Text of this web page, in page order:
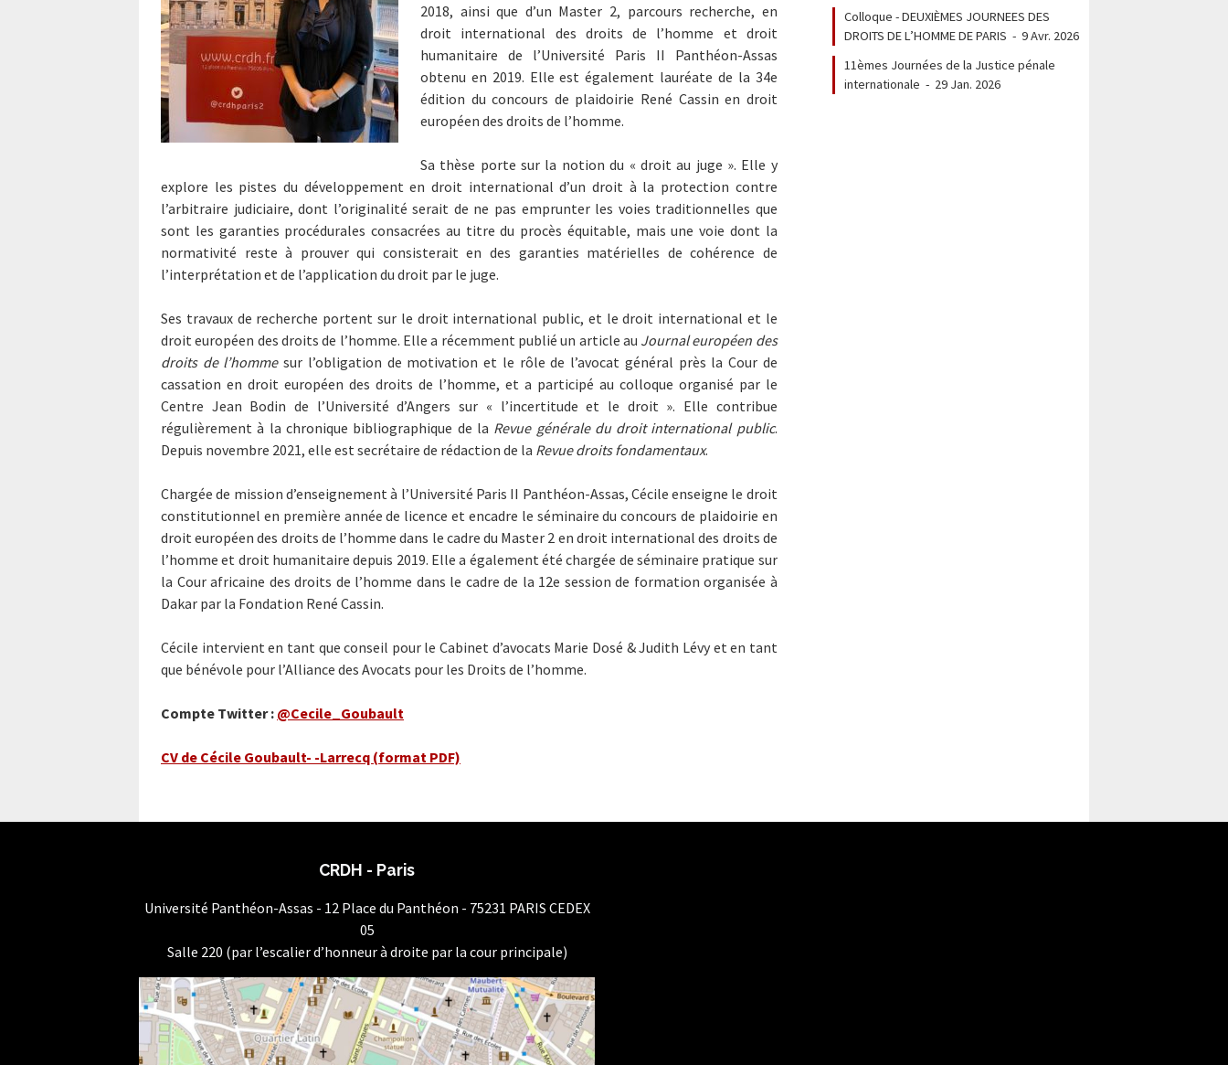
2018, ainsi que d’un Master 2, parcours recherche, en
droit international des droits de l’homme et droit
humanitaire de l’Université Paris II Panthéon-Assas
obtenu en 2019. Elle est également lauréate de la 34e
édition du concours de plaidoirie René Cassin en droit
européen des droits de l’homme.
Sa thèse porte sur la notion du « droit au juge ». Elle y
explore les pistes du développement en droit international d’un droit à la protection contre
l’arbitraire judiciaire, dont l’originalité serait de ne pas emprunter les voies traditionnelles que
sont les garanties procédurales consacrées au titre du procès équitable, mais une voie dont la
normativité reste à prouver qui consisterait en des garanties matérielles de cohérence de
l’interprétation et de l’application du droit par le juge.
Ses travaux de recherche portent sur le droit international public, et le droit international et le
droit européen des droits de l’homme. Elle a récemment publié un article au Journal européen des
droits de l’hommesur l’obligation de motivation et le rôle de l’avocat général près la Cour de
cassation en droit européen des droits de l’homme, et a participé au colloque organisé par le
Centre Jean Bodin de l’Université d’Angers sur « l’incertitude et le droit ». Elle contribue
régulièrement à la chronique bibliographique de la Revue générale du droit international public.
Depuis novembre 2021, elle est secrétaire de rédaction de la Revue droits fondamentaux.
Chargée de mission d’enseignement à l’Université Paris II Panthéon-Assas, Cécile enseigne le droit
constitutionnel en première année de licence et encadre le séminaire du concours de plaidoirie en
droit européen des droits de l’homme dans le cadre du Master 2 en droit international des droits de
l’homme et droit humanitaire depuis 2019. Elle a également été chargée de séminaire pratique sur
la Cour africaine des droits de l’homme dans le cadre de la 12e session de formation organisée à
Dakar par la Fondation René Cassin.
Cécile intervient en tant que conseil pour le Cabinet d’avocats Marie Dosé & Judith Lévy et en tant
que bénévole pour l’Alliance des Avocats pour les Droits de l’homme.
Compte Twitter : @Cecile_Goubault
CV de Cécile Goubault- -Larrecq (format PDF)
Colloque - DEUXIÈMES JOURNEES DES
DROITS DE L’HOMME DE PARIS -9 Avr. 2026
11èmes Journées de la Justice pénale
internationale - 29 Jan. 2026
CRDH - Paris
Université Panthéon-Assas - 12 Place du Panthéon - 75231 PARIS CEDEX
05
Salle 220 (par l’escalier d’honneur à droite par la cour principale)